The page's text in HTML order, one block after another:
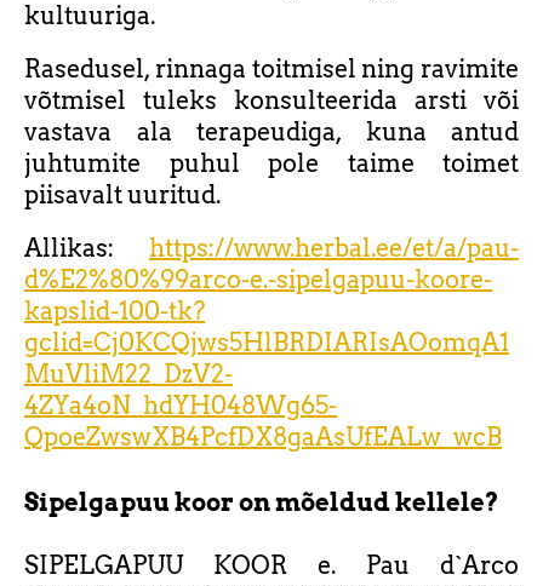
kultuuriga.
Rasedusel, rinnaga toitmisel ning ravimite
võtmisel tuleks konsulteerida arsti või
vastava ala terapeudiga, kuna antud
juhtumite puhul pole taime toimet
piisavalt uuritud.
Allikas: https://www.herbal.ee/et/a/pau-
d%E2%80%99arco-e.-sipelgapuu-koore-
kapslid-100-tk?
gclid=Cj0KCQjws5HlBRDIARIsAOomqA1
MuVliM22_DzV2-
4ZYa4oN_hdYH048Wg65-
QpoeZwswXB4PcfDX8gaAsUfEALw_wcB
Sipelgapuu koor on mõeldud kellele?
SIPELGAPUU KOOR e. Pau d`Arco